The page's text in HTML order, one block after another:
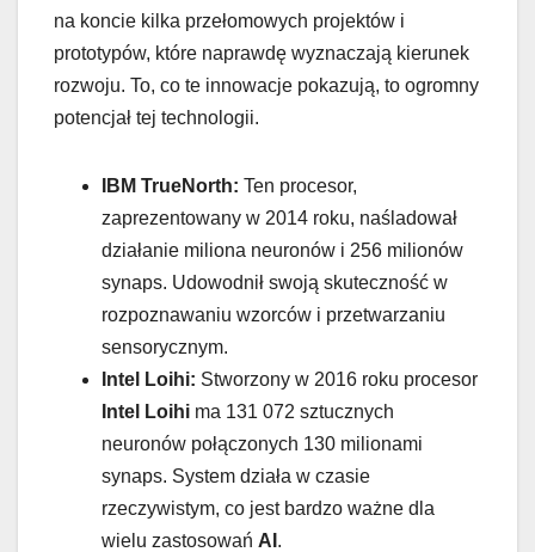
na koncie kilka przełomowych projektów i
prototypów, które naprawdę wyznaczają kierunek
rozwoju. To, co te innowacje pokazują, to ogromny
potencjał tej technologii.
IBM TrueNorth: Ten procesor,
zaprezentowany w 2014 roku, naśladował
działanie miliona neuronów i 256 milionów
synaps. Udowodnił swoją skuteczność w
rozpoznawaniu wzorców i przetwarzaniu
sensorycznym.
Intel Loihi: Stworzony w 2016 roku procesor
Intel Loihi ma 131 072 sztucznych
neuronów połączonych 130 milionami
synaps. System działa w czasie
rzeczywistym, co jest bardzo ważne dla
wielu zastosowań AI .